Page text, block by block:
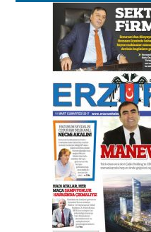
Murat
çıtayı yukarı
çekmemeli!
17 Şubat 2026 SalıOrhan
Bir fotoğraf,
gazeteci…
elinde?
31 Mart 2026 Salı
A. Berhan
BİR BÖLÜM
ATATÜRK
28 Temmuz 2026
Ahmet Gökhan
Ahmed
”Reisimiz”